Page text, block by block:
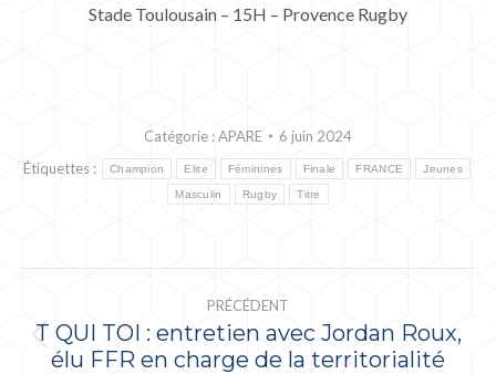
Stade Toulousain – 15H – Provence Rugby
Catégorie :APARE
6 juin 2024
Étiquettes :
Champion Elite Féminines Finale FRANCE Jeunes
Masculin Rugby Titre
ARTICLE
PRÉCÉDENT
Article
T QUI TOI : entretien avec Jordan Roux,
élu FFR en charge de la territorialité